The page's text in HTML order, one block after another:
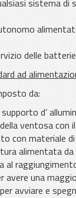
sistema
delle batterie
ad
da:
d’
ventosa con
con materiale
alimentata da
una
avviare e